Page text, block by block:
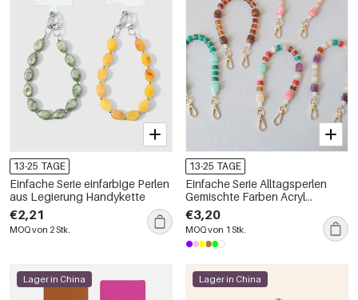
13-25 TAGE
Einfache Serie einfarbige Perlen
aus Legierung Handykette
€2,21
MOQ von 2 Stk.
13-25 TAGE
Einfache Serie Alltagsperlen
Gemischte Farben Acryl
Handykette
€3,20
MOQ von 1 Stk.
Lager in China Lager in China